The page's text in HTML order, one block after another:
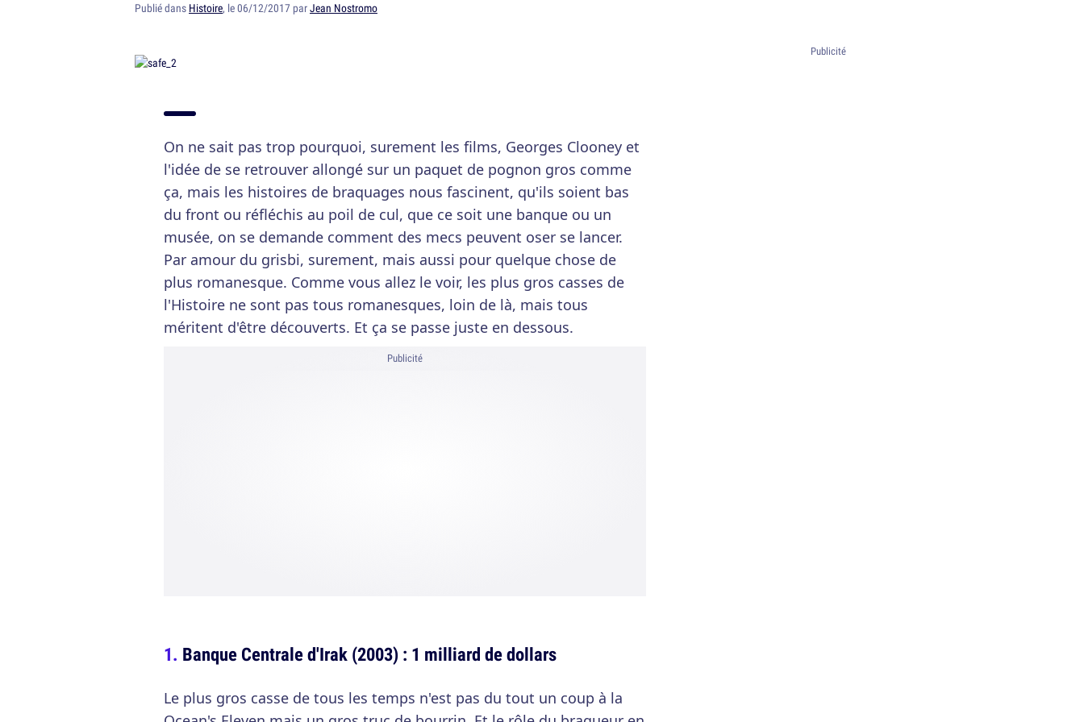
Publié dans Histoire, le 06/12/2017 parJean Nostromo
On ne sait pas trop pourquoi, surement les films, Georges Clooney et
l'idée de se retrouver allongé sur un paquet de pognon gros comme
ça, mais les histoires de braquages nous fascinent, qu'ils soient bas
du front ou réfléchis au poil de cul, que ce soit une banque ou un
musée, on se demande comment des mecs peuvent oser se lancer.
Par amour du grisbi, surement, mais aussi pour quelque chose de
plus romanesque. Comme vous allez le voir, les plus gros casses de
l'Histoire ne sont pas tous romanesques, loin de là, mais tous
méritent d'être découverts. Et ça se passe juste en dessous.
Publicité
Banque Centrale d'Irak (2003) : 1 milliard de dollars
Le plus gros casse de tous les temps n'est pas du tout un coup à la